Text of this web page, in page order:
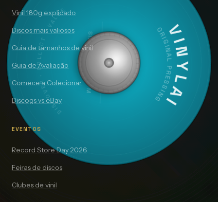
VINYLAI
ORIGINAL PRESSING
SIDE A — 33⅓ RPM
DISCOVER · COLLECT · VALUE
Vinil 180g explicado
Discos mais valiosos
Guia de tamanhos de vinil
Guia de Avaliação
Comece a Colecionar
Discogs vs eBay
EVENTOS
Record Store Day 2026
Feiras de discos
Clubes de vinil